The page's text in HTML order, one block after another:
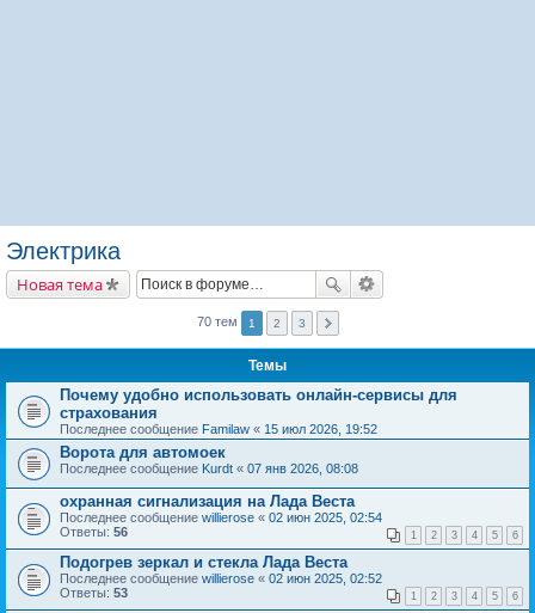
Электрика
Новая тема
70 тем 1 2 3
Темы
Почему удобно использовать онлайн-сервисы для
страхования
Последнее сообщение Familaw « 15 июл 2026, 19:52
Ворота для автомоек
Последнее сообщение Kurdt « 07 янв 2026, 08:08
охранная сигнализация на Лада Веста
Последнее сообщение willierose « 02 июн 2025, 02:54
Ответы: 56 1 2 3 4 5 6
Подогрев зеркал и стекла Лада Веста
Последнее сообщение willierose « 02 июн 2025, 02:52
Ответы: 53 1 2 3 4 5 6